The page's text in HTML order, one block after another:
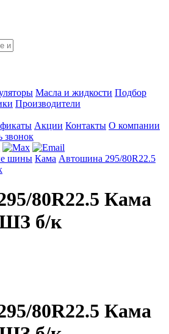
Масла и жидкости Подбор
Производители
Акции Контакты О компании
звонок
шины Кама Автошина 295/80R22.5
80R22.5 Кама
б/к
80R22.5 Кама